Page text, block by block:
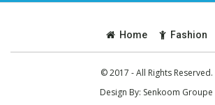
Home Fashion
© 2017 - All Rights Reserved.
Design By: Senkoom Groupe